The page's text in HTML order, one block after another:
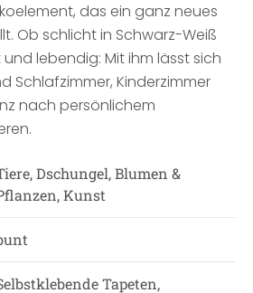
das ein ganz neues
Ob schlicht in Schwarz-Weiß
lebendig: Mit ihm lässt sich
Schlafzimmer, Kinderzimmer
nach persönlichem
Dschungel, Blumen &
Kunst
Tapeten,